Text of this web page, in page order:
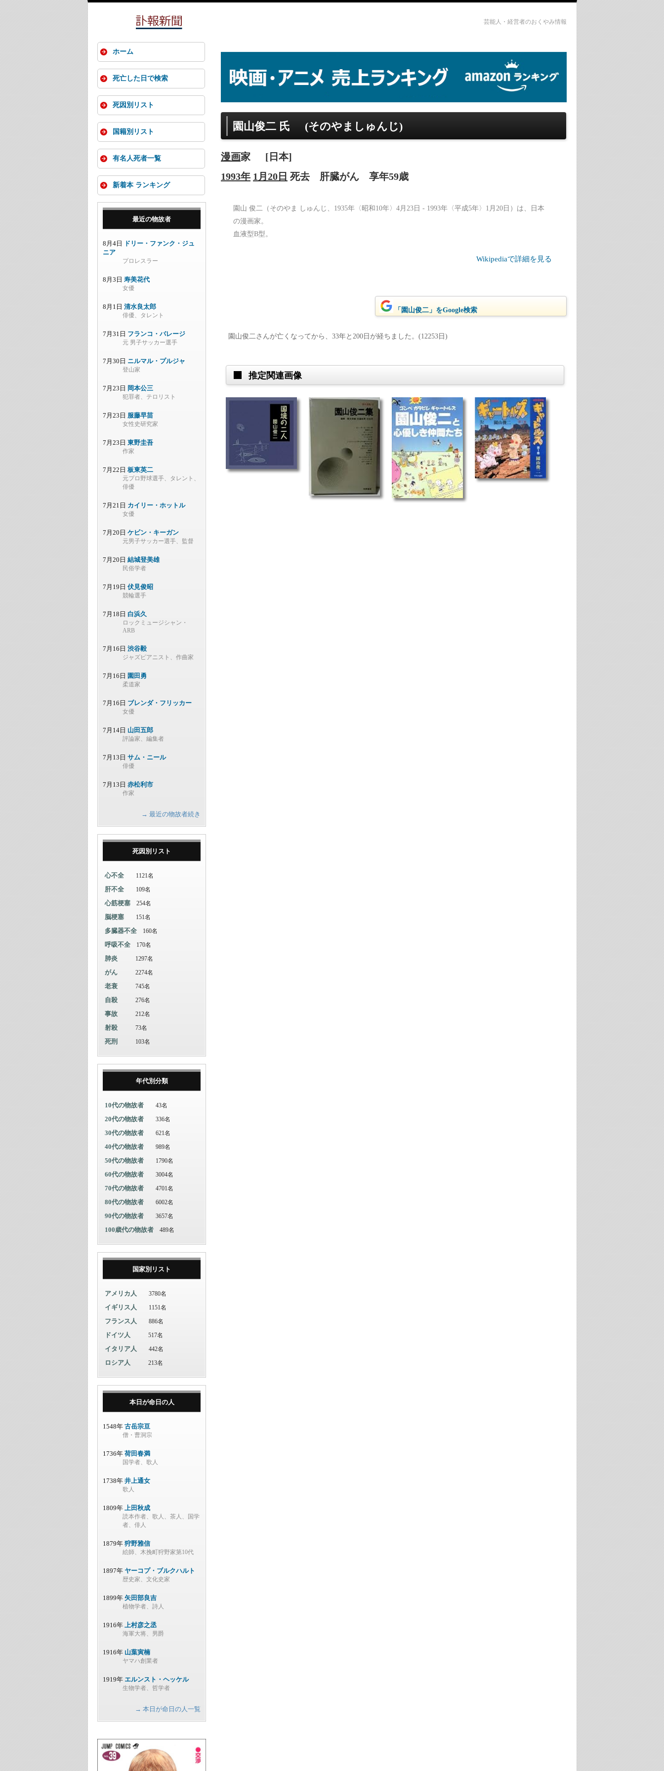
芸能人・経営者のおくやみ情報
園山俊二 氏 (そのやましゅんじ)
漫画家
[日本]
1993年 1月20日 死去 肝臓がん 享年59歳
園山 俊二（そのやま しゅんじ、1935年〈昭和10年〉4月23日 - 1993年〈平成5年〉1月20日）は、日本
の漫画家。
血液型B型。
Wikipediaで詳細を見る
「園山俊二」をGoogle検索
園山俊二さんが亡くなってから、33年と200日が経ちました。(12253日)
推定関連画像
ホーム
死亡した日で検索
死因別リスト
国籍別リスト
有名人死者一覧
新着本 ランキング
最近の物故者
8月4日
ドリー・ファンク・ジュ
ニア
プロレスラー
8月3日 寿美花代
女優
8月1日 清水良太郎
俳優、タレント
7月31日 フランコ・バレージ
元 男子サッカー選手
7月30日 ニルマル・プルジャ
登山家
7月23日 岡本公三
犯罪者、テロリスト
7月23日 服藤早苗
女性史研究家
7月23日 東野圭吾
作家
7月22日 板東英二
元プロ野球選手、タレント、
俳優
7月21日 カイリー・ホットル
女優
7月20日 ケビン・キーガン
元男子サッカー選手、監督
7月20日 結城登美雄
民俗学者
7月19日 伏見俊昭
競輪選手
7月18日 白浜久
ロックミュージシャン・
ARB
7月16日 渋谷毅
ジャズピアニスト、作曲家
7月16日 園田勇
柔道家
7月16日 ブレンダ・フリッカー
女優
7月14日 山田五郎
評論家、編集者
7月13日 サム・ニール
俳優
7月13日 赤松利市
作家
→ 最近の物故者続き
死因別リスト
心不全 1121名
肝不全 109名
心筋梗塞 254名
脳梗塞 151名
多臓器不全 160名
呼吸不全 170名
肺炎 1297名
がん 2274名
老衰 745名
自殺 276名
事故 212名
射殺 73名
死刑 103名
年代別分類
10代の物故者 43名
20代の物故者 336名
30代の物故者 621名
40代の物故者 989名
50代の物故者 1790名
60代の物故者 3004名
70代の物故者 4701名
80代の物故者 6002名
90代の物故者 3657名
100歳代の物故者 489名
国家別リスト
アメリカ人 3780名
イギリス人 1151名
フランス人 886名
ドイツ人 517名
イタリア人 442名
ロシア人 213名
本日が命日の人
1548年 古岳宗亘
僧・曹洞宗
1736年 荷田春満
国学者、歌人
1738年 井上通女
歌人
1809年 上田秋成
読本作者、歌人、茶人、国学
者、俳人
1879年 狩野雅信
絵師、木挽町狩野家第10代
1897年 ヤーコプ・ブルクハルト
歴史家、文化史家
1899年 矢田部良吉
植物学者、詩人
1916年 上村彦之丞
海軍大将、男爵
1916年 山葉寅楠
ヤマハ創業者
1919年 エルンスト・ヘッケル
生物学者、哲学者
→ 本日が命日の人一覧